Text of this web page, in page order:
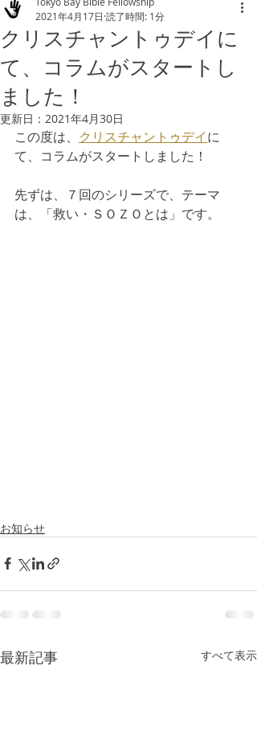
​クリスチャントゥデイに
て、コラムがスタートし
ました！
2021年4月17日 読了時間: 1分
更新日： 2021年4月30日
この度は、 クリスチャントゥデイに
て、コラムがスタートしました！
先ずは、７回のシリーズで、テーマ
は、「救い・ＳＯＺＯとは」です。
お知らせ
最新記事 すべて表示